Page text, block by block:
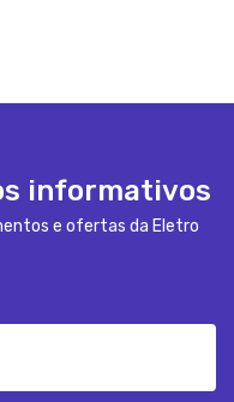
informativos
e ofertas da Eletro